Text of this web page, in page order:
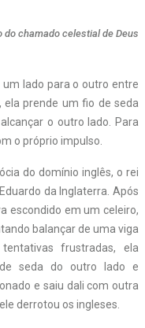
do chamado celestial de Deus
lado para o outro entre
ela prende um fio de seda
o outro lado. Para
o próprio impulso.
do domínio inglês, o rei
da Inglaterra. Após
escondido em um celeiro,
balançar de uma viga
frustradas, ela
seda do outro lado e
e saiu dali com outra
derrotou os ingleses.